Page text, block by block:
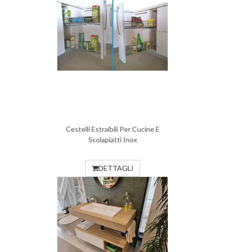
Cestelli Estraibili Per Cucine E
Scolapiatti Inox
DETTAGLI